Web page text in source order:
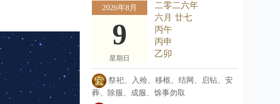
2026年8月
9
星期日
二零二六年
六月 廿七
丙午
丙申
乙卯
祭祀、入殓、移柩、结网、启钻、安
葬、除服、成服、馀事勿取